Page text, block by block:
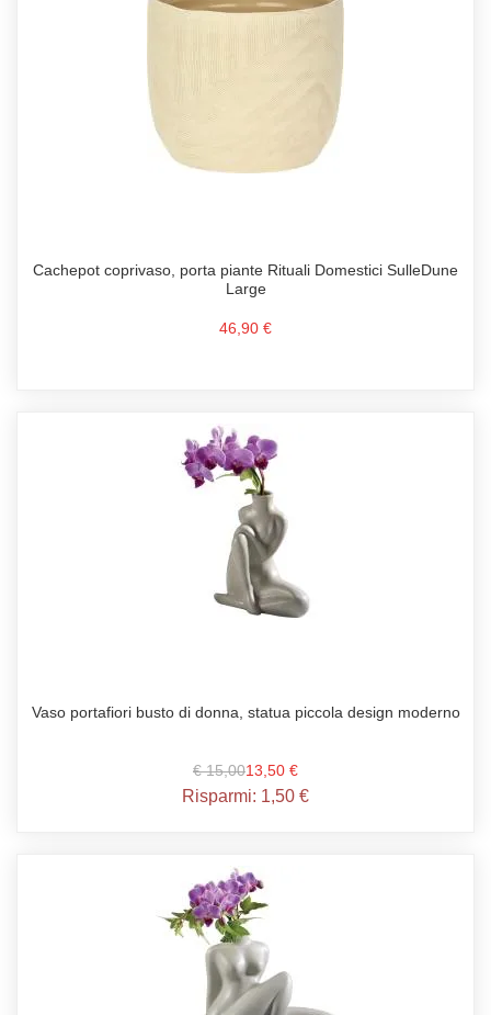
Cachepot coprivaso, porta piante Rituali Domestici SulleDune
Large
46,90 €
Vaso portafiori busto di donna, statua piccola design moderno
€ 15,0013,50 €
Risparmi: 1,50 €